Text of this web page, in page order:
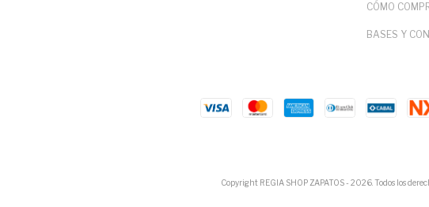
CÓMO
BASES Y
Copyright REGIA SHOP ZAPATOS - 2026. Todos los